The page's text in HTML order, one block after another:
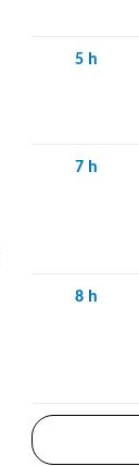
5 h
7 h
8 h